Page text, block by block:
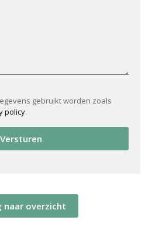
gebruikt worden zoals
policy.
Versturen
naar overzicht